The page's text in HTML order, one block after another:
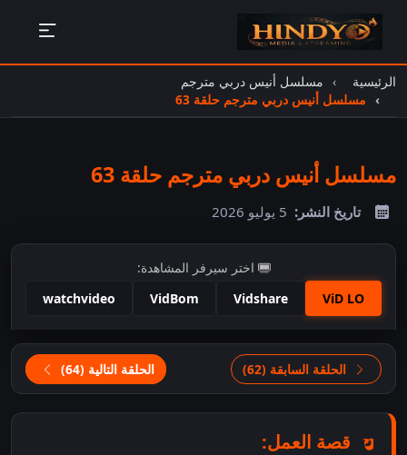
الرئيسية
مسلسل أنيس دربي مترجم
مسلسل أنيس دربي مترجم حلقة 63
مسلسل أنيس دربي مترجم حلقة 63
تاريخ النشر: 5 يوليو 2026
اختر سيرفر المشاهدة:
ViD LO
Vidshare
VidBom
watchvideo
اضغط للمشاهدة
الحلقة السابقة (62)
الحلقة التالية (64)
قصة العمل: